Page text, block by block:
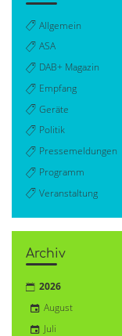
Allgemein
ASA
DAB+ Magazin
Empfang
Geräte
Politik
Pressemeldungen
Programm
Veranstaltung
Archiv
2026
August
Juli